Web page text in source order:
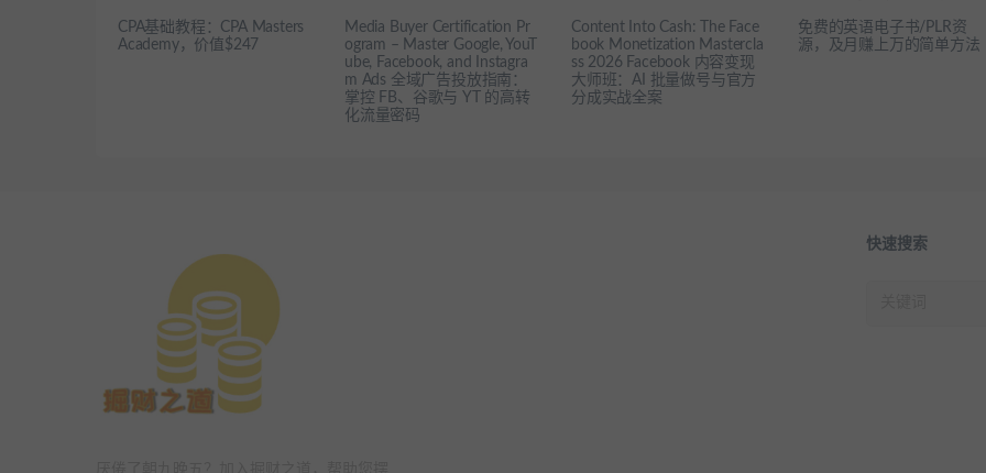
CPA基础教程：CPA Masters
Academy，价值$247
Media Buyer Certification Pr
ogram – Master Google, YouT
ube, Facebook, and Instagra
m Ads 全域广告投放指南：
掌控 FB、谷歌与 YT 的高转
化流量密码
Content Into Cash: The Face
book Monetization Mastercla
ss 2026 Facebook 内容变现
大师班：AI 批量做号与官方
分成实战全案
免费的英语电子书/PLR资
源，及月赚上万的简单方法
快速搜索